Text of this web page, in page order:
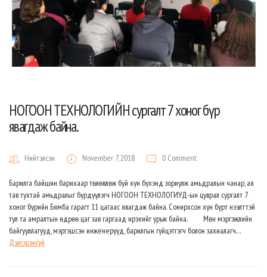
НОГООН ТЕХНОЛОГИЙН сургалт 7 хоног бүр
явагдаж байна.
Нийтэлсэн November 7, 2018 0 Comment
Барилга байшин барихаар төлөвлөж буй хүн бүхэнд зориулж амьдралын чанар, ая
тав тухтай амьдралыг бүрдүүлэгч НОГООН ТЕХНОЛОГИУД-ын цуврал сургалт 7
хоног бүрийн Бямба гарагт 11 цагаас явагдаж байна. Сонирхсон хүн бүрт нээлттэй
тул та амралтын өдрөө цаг зав гаргаад ирэхийг урьж байна. Мөн мэргэжлийн
байгууллагууд, мэргэшсэн инженерүүд, барилгын гүйцэтгэгч болон захиалагч…
Дэлгэрэнгүй